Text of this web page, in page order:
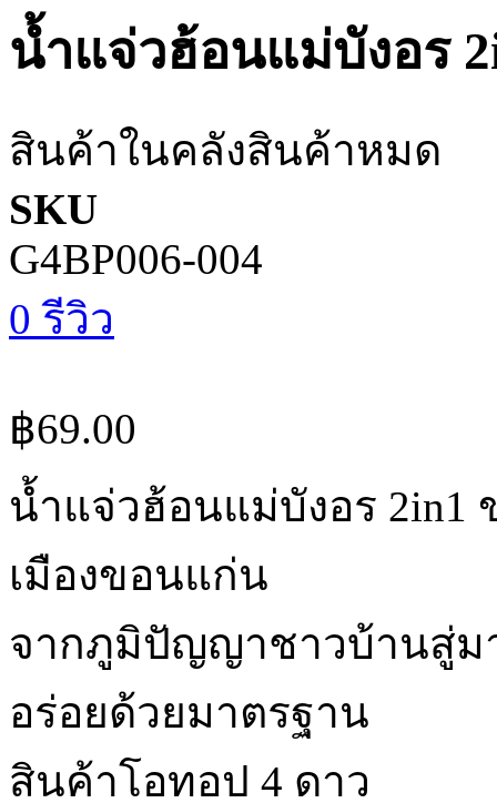
น้ำแจ่วฮ้อนแม่บังอร
สินค้าในคลังสินค้าหมด
SKU
G4BP006-004
0 รีวิว
฿69.00
น้ำแจ่วฮ้อนแม่บังอร 2in1
เมืองขอนแก่น
จากภูมิปัญญาชาวบ้านสู่ม
อร่อยด้วยมาตรฐาน
สินค้าโอทอป 4 ดาว